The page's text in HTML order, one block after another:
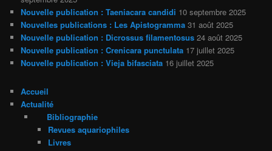
Nouvelle publication : Taeniacara candidi 10 septembre 2025
Nouvelles publications : Les Apistogramma 31 août 2025
Nouvelle publication : Dicrossus filamentosus 24 août 2025
Nouvelle publication : Crenicara punctulata 17 juillet 2025
Nouvelle publication : Vieja bifasciata 16 juillet 2025
Accueil
Actualité
Bibliographie
Revues aquariophiles
Livres